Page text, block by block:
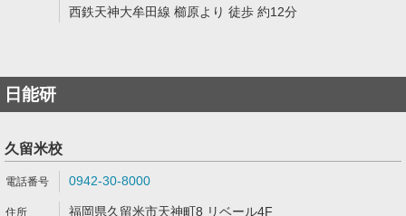
西鉄天神大牟田線 櫛原より 徒歩 約12分
日能研
久留米校
0942-30-8000
福岡県久留米市天神町8 リベール4F